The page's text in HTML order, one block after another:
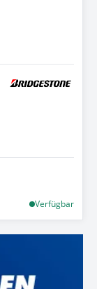
Verfügbar